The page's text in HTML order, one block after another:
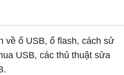
về ổ USB, ổ flash, cách sử
USB, các thủ thuật sửa